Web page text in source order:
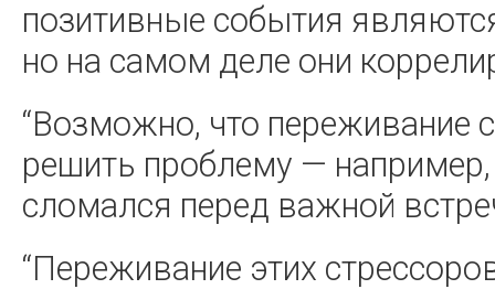
позитивные события
но на самом деле они
“Возможно, что переживание
решить проблему —
сломался перед важной
“Переживание этих